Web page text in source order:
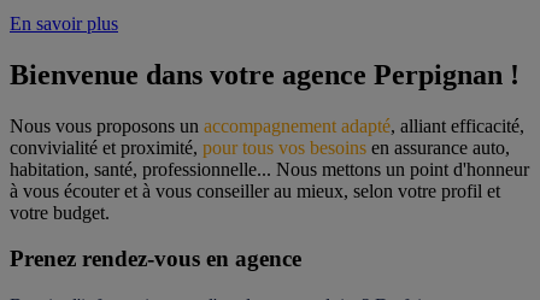
En savoir plus
Bienvenue dans votre agence Perpignan !
Nous vous proposons un accompagnement adapté, alliant efficacité,
convivialité et proximité, pour tous vos besoins en assurance auto,
habitation, santé, professionnelle... Nous mettons un point d'honneur
à vous écouter et à vous conseiller au mieux, selon votre profil et
votre budget.
Prenez rendez-vous en agence